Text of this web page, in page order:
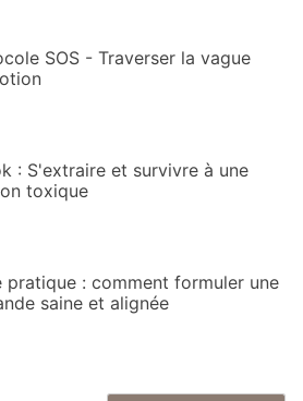
SOS - Traverser la vague
: S'extraire et survivre à une
toxique
pratique : comment formuler une
saine et alignée